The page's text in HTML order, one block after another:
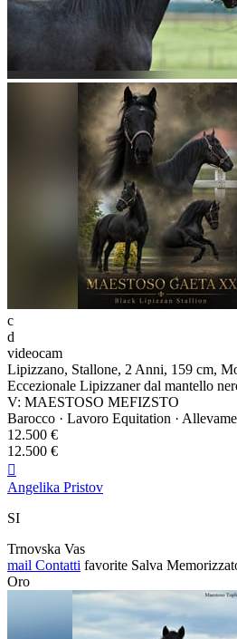
c
d
videocam
Lipizzano, Stallone, 2 Anni, 159 cm,
Eccezionale Lipizzaner dal mantello
V: MAESTOSO MEFIZSTO
Barocco · Lavoro Equitation ·
12.500 €
12.500 €

Angelika Pristov
SI
Trnovska Vas
mail Contatti favorite Salva
Oro